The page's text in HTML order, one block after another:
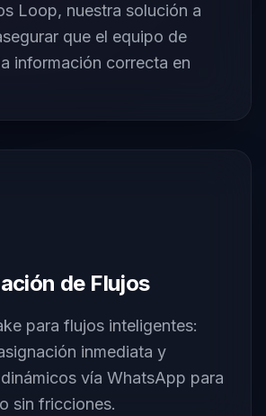
Loop, nuestra solución a
que el equipo de
información correcta en
de Flujos
para flujos inteligentes:
inmediata y
vía WhatsApp para
sin fricciones.